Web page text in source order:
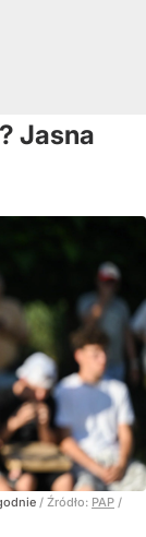
Jasna
/ Źródło: PAP /